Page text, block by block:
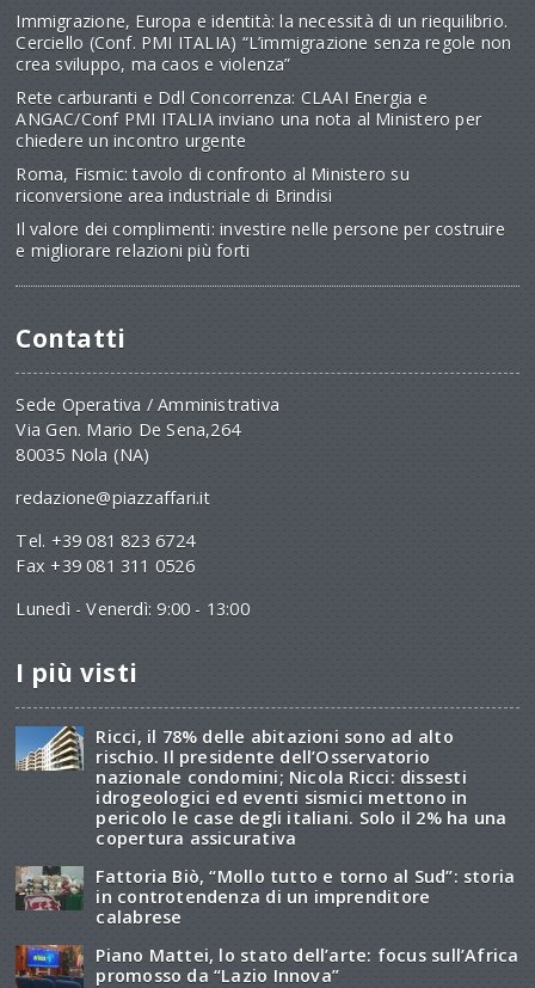
Immigrazione, Europa e identità: la necessità di un riequilibrio.
Cerciello (Conf. PMI ITALIA) “L’immigrazione senza regole non
crea sviluppo, ma caos e violenza”
Rete carburanti e Ddl Concorrenza: CLAAI Energia e
ANGAC/Conf PMI ITALIA inviano una nota al Ministero per
chiedere un incontro urgente
Roma, Fismic: tavolo di confronto al Ministero su
riconversione area industriale di Brindisi
Il valore dei complimenti: investire nelle persone per costruire
e migliorare relazioni più forti
Contatti
Sede Operativa / Amministrativa
Via Gen. Mario De Sena,264
80035 Nola (NA)
redazione@piazzaffari.it
Tel. +39 081 823 6724
Fax +39 081 311 0526
Lunedì - Venerdì: 9:00 - 13:00
I più visti
Ricci, il 78% delle abitazioni sono ad alto
rischio. Il presidente dell’Osservatorio
nazionale condomini; Nicola Ricci: dissesti
idrogeologici ed eventi sismici mettono in
pericolo le case degli italiani. Solo il 2% ha una
copertura assicurativa
Fattoria Biò, “Mollo tutto e torno al Sud”: storia
in controtendenza di un imprenditore
calabrese
Piano Mattei, lo stato dell’arte: focus sull’Africa
promosso da “Lazio Innova”